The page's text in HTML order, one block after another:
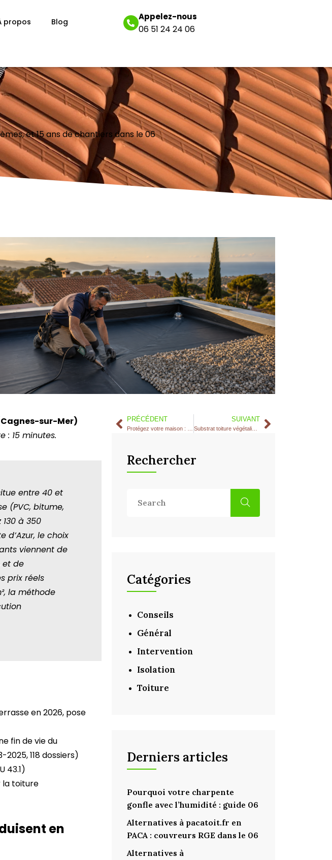
propos Blog Appelez-nous
06 51 24 24 06
et 15 ans de chantiers dans le 06
sur-Mer)
: 15 minutes.
entre 40 et
(PVC, bitume,
à 350
d’Azur, le choix
viennent de
et de
prix réels
la méthode
en 2026, pose
fin de vie du
118 dossiers)
43.1)
la toiture
en
PRÉCÉDENT SUIVANT
Substrat toiture végétalisée : prix au m² 2026, choix par type, et 15 ans de chantiers d’étanchéité dans le 06
Rechercher
Catégories
Conseils
Général
Intervention
Isolation
Toiture
Derniers articles
Pourquoi votre charpente
gonfle avec l’humidité : guide 06
Alternatives à pacatoit.fr en
PACA : couvreurs RGE dans le 06
Alternatives à